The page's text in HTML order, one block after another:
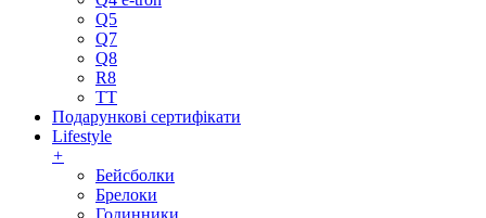
Q5
Q7
Q8
R8
TT
Подарункові сертифікати
Lifestyle
+
Бейсболки
Брелоки
Годинники